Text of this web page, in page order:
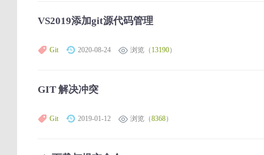
VS2019添加git源代码管理
Git 2020-08-24 浏览（ 13190）
GIT 解决冲突
Git 2019-01-12 浏览（8368）